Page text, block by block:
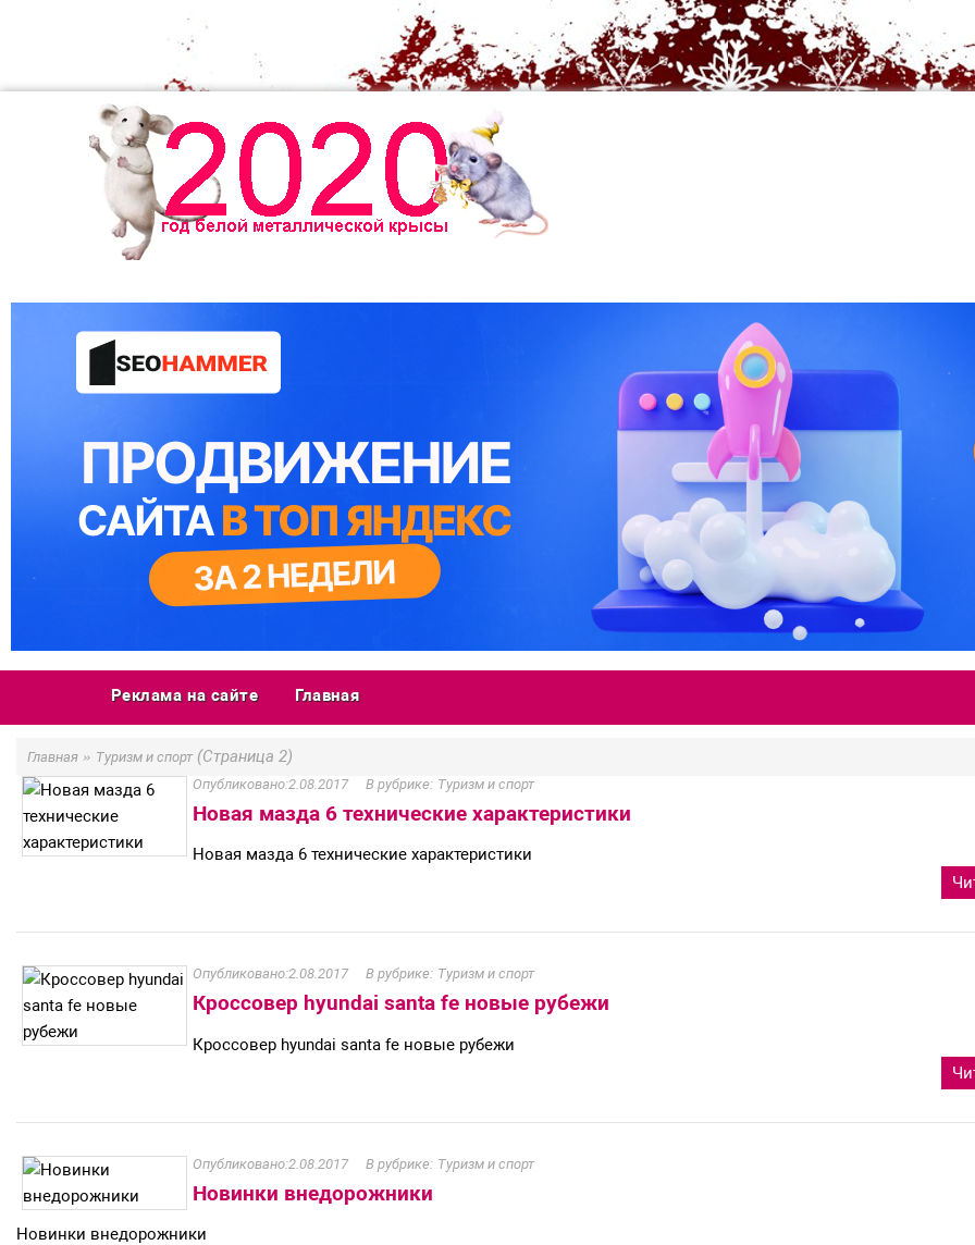
Реклама на сайте Главная
Главная » Туризм и спорт (Страница 2)
2.08.2017 Туризм и спорт
Новая мазда 6 технические характеристики
Новая мазда 6 технические характеристики
2.08.2017 Туризм и спорт
Кроссовер hyundai santa fe новые рубежи
Кроссовер hyundai santa fe новые рубежи
2.08.2017 Туризм и спорт
Новинки внедорожники
Новинки внедорожники